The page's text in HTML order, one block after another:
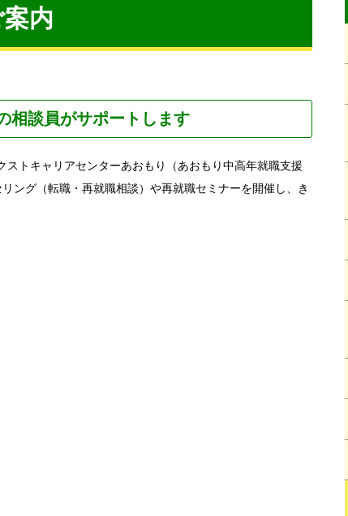
内
相談員がサポートします
トキャリアセンターあおもり（あおもり中高年就職支援
ング（転職・再就職相談）や再就職セミナーを開催し、き